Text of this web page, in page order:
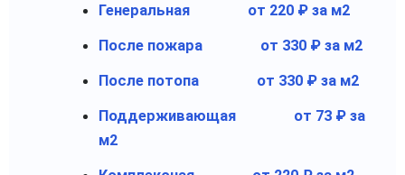
Генеральная от 220 ₽ за м2
После пожара от 330 ₽ за м2
После потопа от 330 ₽ за м2
Поддерживающая
от 73 ₽ за
м2